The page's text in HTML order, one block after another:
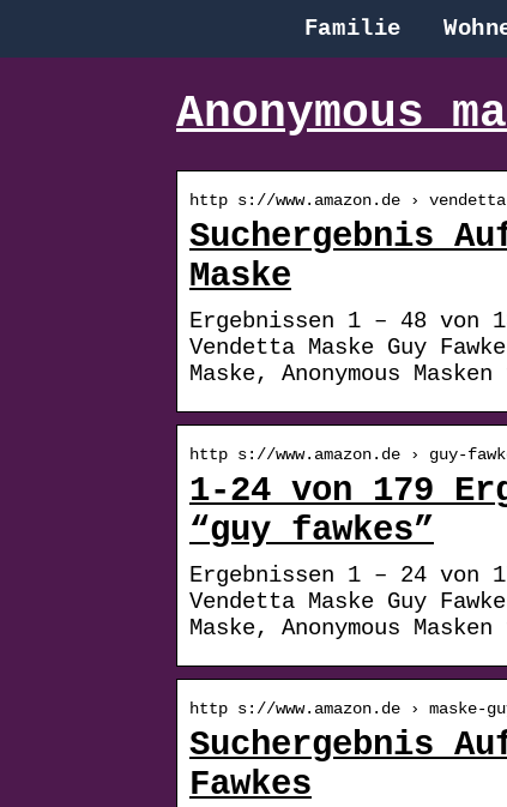
Familie
Anonymous
http s://www.amazon.de ›
Suchergebnis
Maske
Ergebnissen 1 – 48 von
Vendetta Maske Guy
Maske, Anonymous
http s://www.amazon.de › guy-
1-24 von 179
“guy fawkes”
Ergebnissen 1 – 24 von
Vendetta Maske Guy
Maske, Anonymous
http s://www.amazon.de › maske-
Suchergebnis
Fawkes